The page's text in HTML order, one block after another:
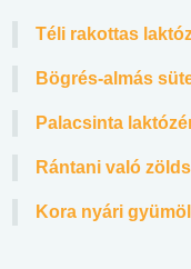
Téli rakottas
Bögrés-almás
Palacsinta
Rántani való
Kora nyári